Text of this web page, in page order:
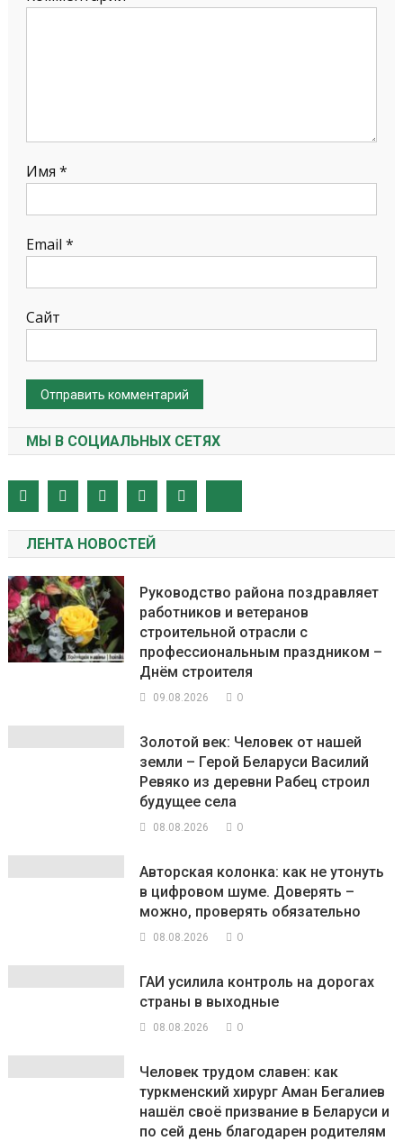
Имя *
Email *
Сайт
МЫ В СОЦИАЛЬНЫХ СЕТЯХ
ЛЕНТА НОВОСТЕЙ
Руководство района поздравляет
работников и ветеранов
строительной отрасли с
профессиональным праздником –
Днём строителя
09.08.2026 0
Золотой век: Человек от нашей
земли – Герой Беларуси Василий
Ревяко из деревни Рабец строил
будущее села
08.08.2026 0
Авторская колонка: как не утонуть
в цифровом шуме. Доверять –
можно, проверять обязательно
08.08.2026 0
ГАИ усилила контроль на дорогах
страны в выходные
08.08.2026 0
Человек трудом славен: как
туркменский хирург Аман Бегалиев
нашёл своё призвание в Беларуси и
по сей день благодарен родителям